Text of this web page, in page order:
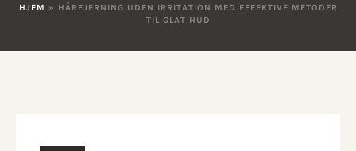
HJEM » HÅRFJERNING UDEN IRRITATION MED EFFEKTIVE METODER
TIL GLAT HUD